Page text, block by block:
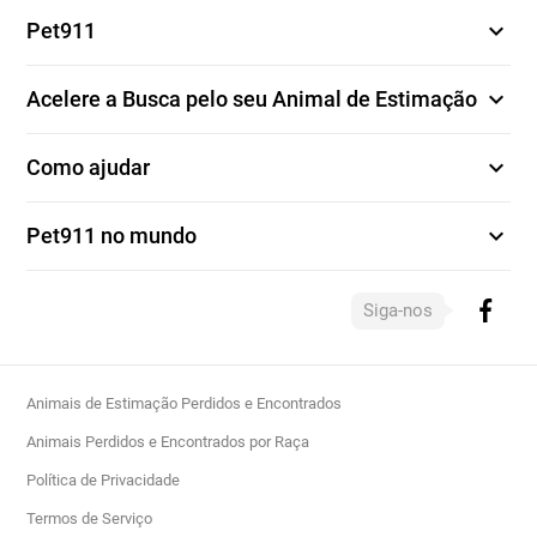
Pet911 expand_more
Acelere a Busca pelo seu Animal de Estimação expand_more
Como ajudar expand_more
Pet911 no mundo expand_more
Siga-nos
Animais de Estimação Perdidos e Encontrados
Animais Perdidos e Encontrados por Raça
Política de Privacidade
Termos de Serviço